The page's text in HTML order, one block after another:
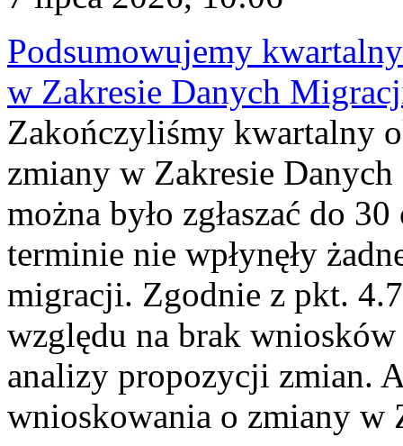
Podsumowujemy
w Zakresie Danych
Zakończyliśmy kwartalny
zmiany w Zakresie
można było zgłaszać do
terminie nie wpłynęły
migracji. Zgodnie z pkt.
względu na brak
analizy propozycji zmian.
wnioskowania o zmiany w